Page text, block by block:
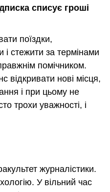
списує гроші
поїздки,
і стежити за термінами
помічником.
відкривати нові місця,
і при цьому не
трохи уважності, і
журналістики.
У вільний час